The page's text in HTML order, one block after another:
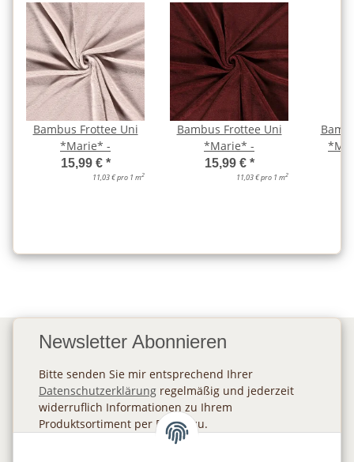
Bambus Frottee Uni
*Marie* -
15,99 € *
11,03 € pro 1 m2
Bambus Frottee Uni
*Marie* -
15,99 € *
11,03 € pro 1 m2
Newsletter Abonnieren
Bitte senden Sie mir entsprechend Ihrer
Datenschutzerklärung regelmäßig und jederzeit
widerruflich Informationen zu Ihrem
Produktsortiment per E-Mail zu.